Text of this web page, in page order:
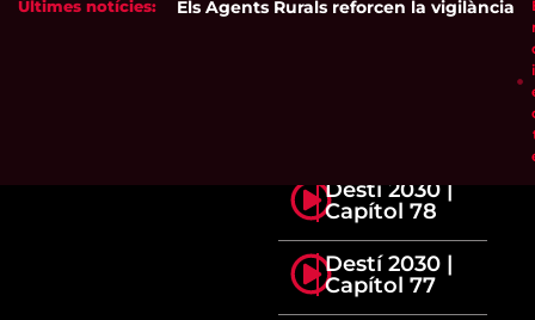
Últimes notícies: Els Agents Rurals reforcen la vigilància
Destí 2030 |
Capítol 78
Destí 2030 |
Capítol 77